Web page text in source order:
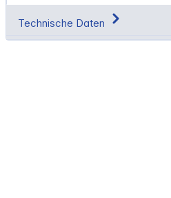
Technische Daten